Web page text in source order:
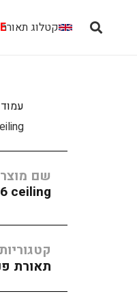
קטלוג תאורה
שם
ceiling
תאורת